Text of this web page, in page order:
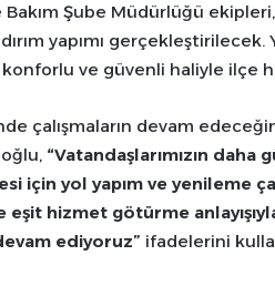
Bakım Şube Müdürlüğü
yapımı gerçekleştirilecek.
ve güvenli haliyle ilçe
çalışmaların devam
“Vatandaşlarımızın daha
için yol yapım ve yenileme
hizmet götürme
ediyoruz” ifadelerini